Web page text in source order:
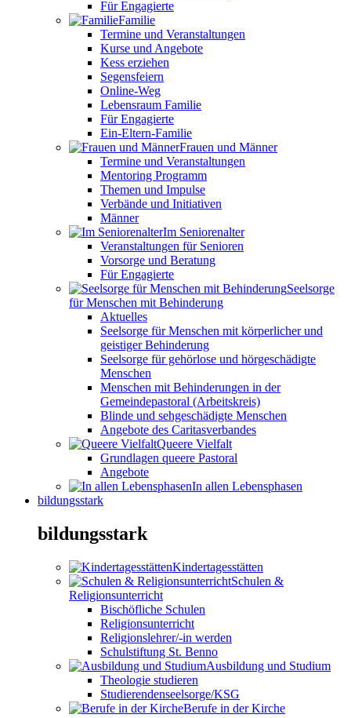
Für Engagierte
Familie
Termine und Veranstaltungen
Kurse und Angebote
Kess erziehen
Segensfeiern
Online-Weg
Lebensraum Familie
Für Engagierte
Ein-Eltern-Familie
Frauen und Männer
Termine und Veranstaltungen
Mentoring Programm
Themen und Impulse
Verbände und Initiativen
Männer
Im Seniorenalter
Veranstaltungen für Senioren
Vorsorge und Beratung
Für Engagierte
Seelsorge
für Menschen mit Behinderung
Aktuelles
Seelsorge für Menschen mit körperlicher und
geistiger Behinderung
Seelsorge für gehörlose und hörgeschädigte
Menschen
Menschen mit Behinderungen in der
Gemeindepastoral (Arbeitskreis)
Blinde und sehgeschädigte Menschen
Angebote des Caritasverbandes
Queere Vielfalt
Grundlagen queere Pastoral
Angebote
In allen Lebensphasen
bildungsstark
bildungsstark
Kindertagesstätten
Schulen &
Religionsunterricht
Bischöfliche Schulen
Religionsunterricht
Religionslehrer/-in werden
Schulstiftung St. Benno
Ausbildung und Studium
Theologie studieren
Studierendenseelsorge/KSG
Berufe in der Kirche